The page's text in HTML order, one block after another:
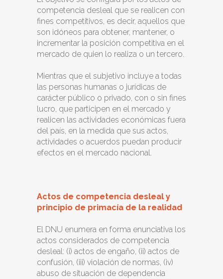
competencia desleal que se realicen con
fines competitivos, es decir, aquellos que
son idóneos para obtener, mantener, o
incrementar la posición competitiva en el
mercado de quien lo realiza o un tercero.
Mientras que el subjetivo incluye a todas
las personas humanas o jurídicas de
carácter público o privado, con o sin fines
lucro, que participen en el mercado y
realicen las actividades económicas fuera
del país, en la medida que sus actos,
actividades o acuerdos puedan producir
efectos en el mercado nacional.
Actos de competencia desleal y
principio de primacía de la realidad
El DNU enumera en forma enunciativa los
actos considerados de competencia
desleal: (i) actos de engaño, (ii) actos de
confusión, (iii) violación de normas, (iv)
abuso de situación de dependencia